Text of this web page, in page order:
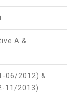
A &
06/2012) &
11/2013)